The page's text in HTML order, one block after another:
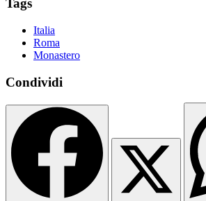
Tags
Italia
Roma
Monastero
Condividi